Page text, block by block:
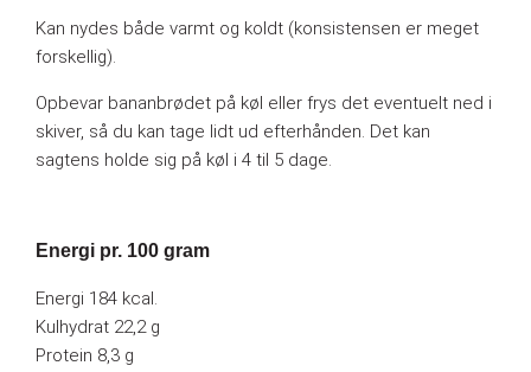
Kan nydes både varmt og koldt (konsistensen er meget
forskellig).
Opbevar bananbrødet på køl eller frys det eventuelt ned i
skiver, så du kan tage lidt ud efterhånden. Det kan
sagtens holde sig på køl i 4 til 5 dage.
Energi pr. 100 gram
Energi 184 kcal.
Kulhydrat 22,2 g
Protein 8,3 g